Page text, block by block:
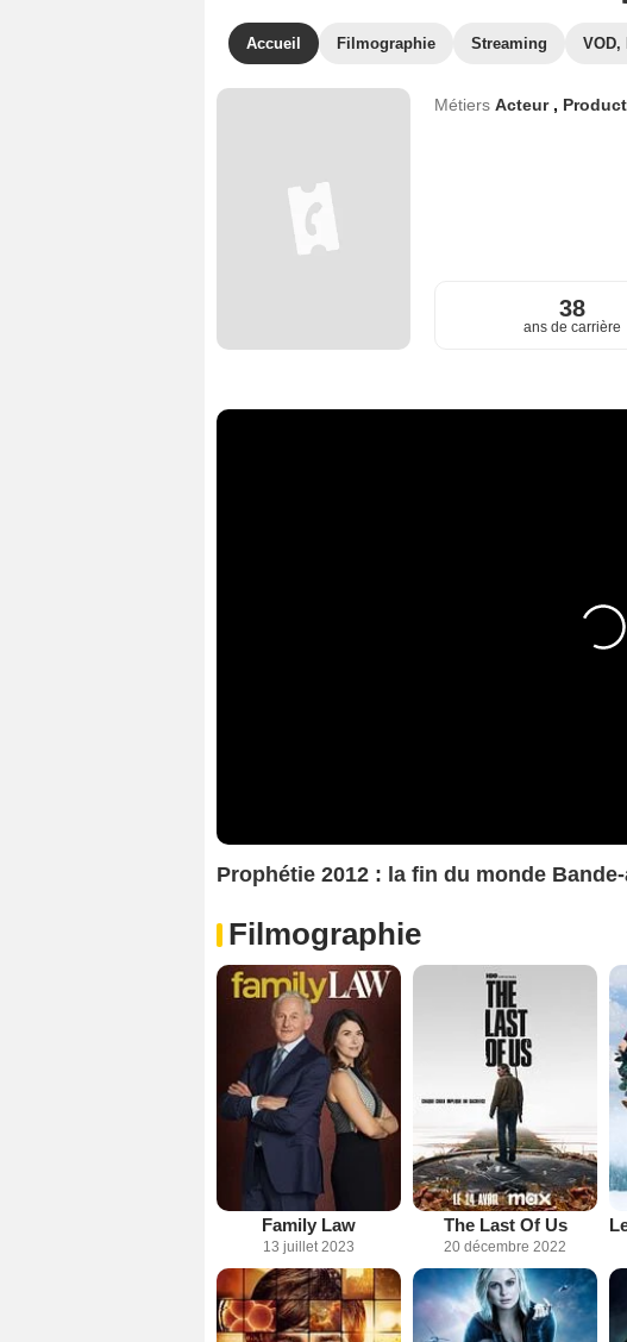
Accueil Filmographie Streaming VOD,
Métiers Acteur ,
38
ans de carrière
Prophétie 2012 : la fin du monde
Filmographie
Family Law
13 juillet 2023
The Last Of Us
20 décembre 2022